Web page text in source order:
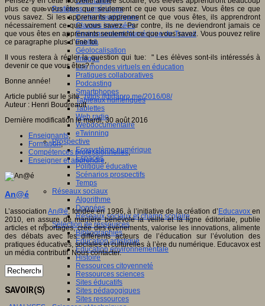
Pratiques numériques
Cartes heuristiques
Classes inversées
Environnement Numérique de Travail
Fablab
Géolocalisation
Images
Les mondes virtuels en éducation
Pratiques collaboratives
Podcasting
Smartphones
Tableaux numériques
Tablettes
Web radio
Webdocumentaire
eTwinning
Prospective
Ecosystème numérique
Espaces
Politique éducative
Scénarios prospectifs
Temps
Réseaux sociaux
Algorithme
Données
Réseaux sociaux et champ scolaire
Sélection de ressources
Bibliographies
Education artistique
Education environnementale
Histoire
Ressources citoyenneté
Ressources sciences
Sites éducatifs
Sites pédagogiques
Sites ressources
plus ce que vous êtes que seulement ce que vous savez. Vous êtes ce que
vous savez. Si les apprenants apprennent ce que vous êtes, ils apprendront
nécessairement ce que vous savez. Par contre, ils ne deviendront jamais ce
que vous êtes en apprenants seulement ce que vous savez. Vous pouvez relire
ce paragraphe plus d’une foi.
Il vous restera à régler la question qui tue: " Les élèves sont-ils intéressés à
devenir ce que vous êtes? "
Bonne année!
Article publié sur le site :https://didapro.me/2016/08/
Auteur : Henri Boudreault
Dernière modification le mardi, 30 août 2016
Enseignants,
Formation,
Compétences professionnelles,
Enseigner et apprendre,
An@é
L’associationAn@é, fondée en 1996, à l’initiative de la création d’ Educavoxen
2010, en assure de manière bénévole la veille et la ligne éditoriale, publie
articles et reportages, crée des événements, valorise les innovations, alimente
des débats avec les différents acteurs de l’éducation sur l’évolution des
pratiques éducatives, sociales et culturelles à l’ère du numérique. Educavox est
un média contributif. Nous contacter.
SAVOIR(S)